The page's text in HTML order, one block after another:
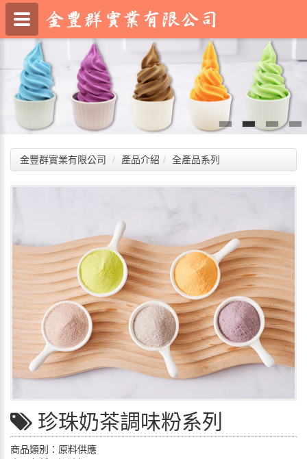
金豐群實業有限公司 產品介紹 全產品系列
珍珠奶茶調味粉系列
商品類別：原料供應